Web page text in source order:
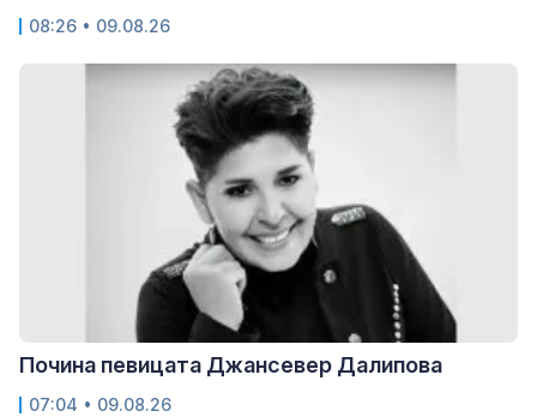
08:26 • 09.08.26
Почина певицата Джансевер Далипова
07:04 • 09.08.26